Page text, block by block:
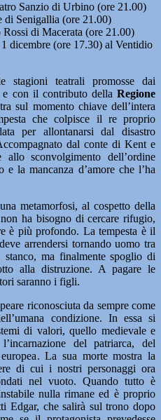
Sanzio di Urbino (ore 21.00)
di Senigallia (ore 21.00)
di Macerata (ore 21.00)
dicembre (ore 17.30) al Ventidio
stagioni teatrali promosse dai
e con il contributo dellaRegione
sul momento chiave dell’intera
che colpisce il re proprio
per allontanarsi dal disastro
dal conte di Kent e
sconvolgimento dell’ordine
e la mancanza d’amore che l’ha
metamorfosi, al cospetto della
ha bisogno di cercare rifugio,
è più profondo. La tempesta è il
arrendersi tornando uomo tra
ma finalmente spoglio di
alla distruzione. A pagare le
saranno i figli.
riconosciuta da sempre come
condizione. In essa si
di valori, quello medievale e
del patriarca, del
La sua morte mostra la
di cui i nostri personaggi ora
nel vuoto. Quando tutto è
nulla rimane ed è proprio
Edgar, che salirà sul trono dopo